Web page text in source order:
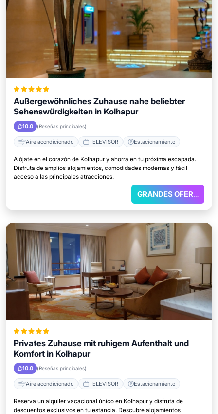
Außergewöhnliches Zuhause nahe beliebter
Sehenswürdigkeiten in Kolhapur
10.0 (Reseñas principales)
Aire acondicionado TELEVISOR Estacionamiento
Alójate en el corazón de Kolhapur y ahorra en tu próxima escapada.
Disfruta de amplios alojamientos, comodidades modernas y fácil
acceso a las principales atracciones.
GRANDES OFERTAS
Privates Zuhause mit ruhigem Aufenthalt und
Komfort in Kolhapur
10.0 (Reseñas principales)
Aire acondicionado TELEVISOR Estacionamiento
Reserva un alquiler vacacional único en Kolhapur y disfruta de
descuentos exclusivos en tu estancia. Descubre alojamientos